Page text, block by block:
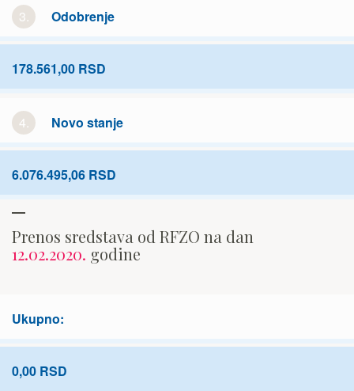
3. Odobrenje
178.561,00 RSD
4. Novo stanje
6.076.495,06 RSD
Prenos sredstava od RFZO na dan
12.02.2020. godine
Ukupno:
0,00 RSD